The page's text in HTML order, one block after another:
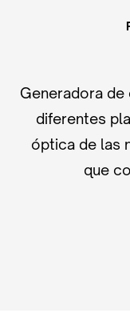
Generadora
diferentes
óptica de las
que